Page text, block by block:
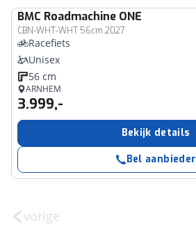
BMC Roadmachine ONE
CBN-WHT-WHT 56cm 2027
Racefiets
Unisex
56 cm
ARNHEM
3.999,-
Bekijk details
Bel aanbieder
vorige